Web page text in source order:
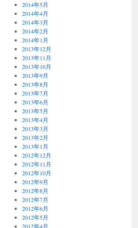
2014年5月
2014年4月
2014年3月
2014年2月
2014年1月
2013年12月
2013年11月
2013年10月
2013年9月
2013年8月
2013年7月
2013年6月
2013年5月
2013年4月
2013年3月
2013年2月
2013年1月
2012年12月
2012年11月
2012年10月
2012年9月
2012年8月
2012年7月
2012年6月
2012年5月
2012年4月